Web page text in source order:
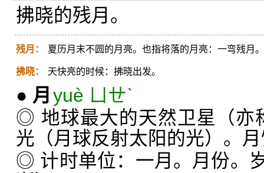
拂晓的残月。
残月： 夏历月末不圆的月亮。也指将落的月亮：一弯残月。
拂晓： 天快亮的时候：拂晓出发。
● 月 yuè ㄩㄝˋ
◎ 地球最大的天然卫星（亦
光（月球反射太阳的光）。
◎ 计时单位：一月。月份。